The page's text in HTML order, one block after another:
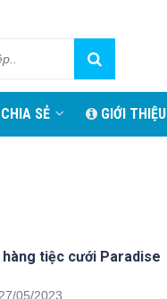
CHIA SẺ GIỚI THIỆU
tiệc cưới Paradise
27/05/2023